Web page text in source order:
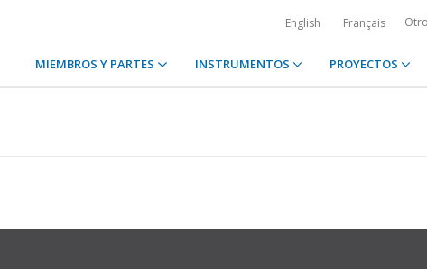
English Français
MIEMBROS Y PARTES INSTRUMENTOS PROYECTOS